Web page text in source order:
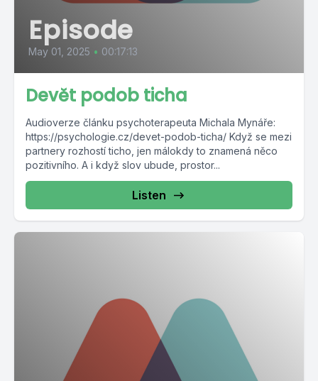
Episode
May 01, 2025 • 00:17:13
Devět podob ticha
Audioverze článku psychoterapeuta Michala Mynáře:
https://psychologie.cz/devet-podob-ticha/ Když se mezi
partnery rozhostí ticho, jen málokdy to znamená něco
pozitivního. A i když slov ubude, prostor...
Listen